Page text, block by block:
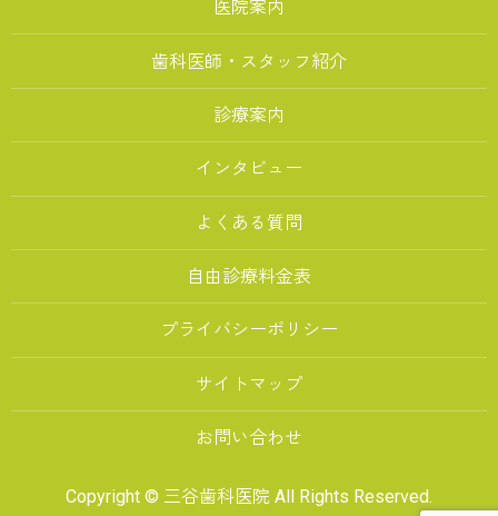
医院案内
歯科医師・スタッフ紹介
診療案内
インタビュー
よくある質問
自由診療料金表
プライバシーポリシー
サイトマップ
お問い合わせ
Copyright © 三谷歯科医院 All Rights Reserved.